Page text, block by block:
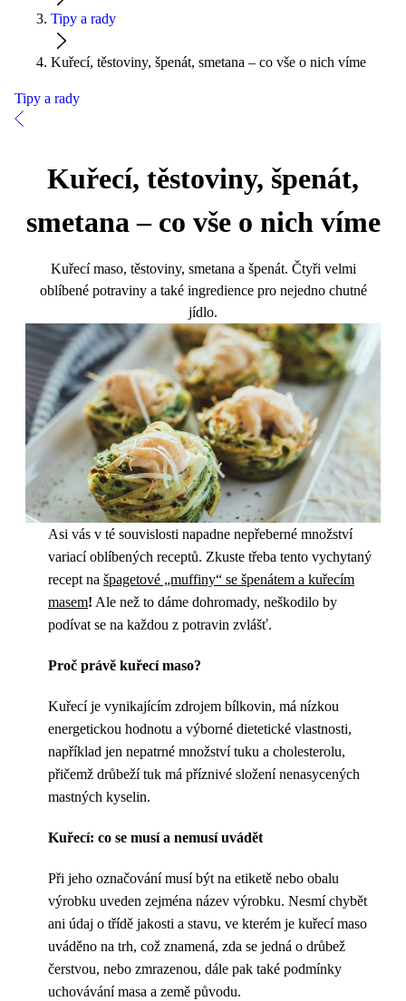
Tipy a rady
Kuřecí, těstoviny, špenát, smetana – co vše o nich víme
Tipy a rady
Kuřecí, těstoviny, špenát,
smetana – co vše o nich víme
Kuřecí maso, těstoviny, smetana a špenát. Čtyři velmi
oblíbené potraviny a také ingredience pro nejedno chutné
jídlo.
Asi vás v té souvislosti napadne nepřeberné množství
variací oblíbených receptů. Zkuste třeba tento vychytaný
recept na špagetové „muffiny“ se špenátem a kuřecím
masem! Ale než to dáme dohromady, neškodilo by
podívat se na každou z potravin zvlášť.
Proč právě kuřecí maso?
Kuřecí je vynikajícím zdrojem bílkovin, má nízkou
energetickou hodnotu a výborné dietetické vlastnosti,
například jen nepatrné množství tuku a cholesterolu,
přičemž drůbeží tuk má příznivé složení nenasycených
mastných kyselin.
Kuřecí: co se musí a nemusí uvádět
Při jeho označování musí být na etiketě nebo obalu
výrobku uveden zejména název výrobku. Nesmí chybět
ani údaj o třídě jakosti a stavu, ve kterém je kuřecí maso
uváděno na trh, což znamená, zda se jedná o drůbež
čerstvou, nebo zmrazenou, dále pak také podmínky
uchovávání masa a země původu.